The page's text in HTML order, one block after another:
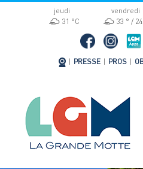
jeudi
31 °C
vendredi
33 °
PRESSE PROS